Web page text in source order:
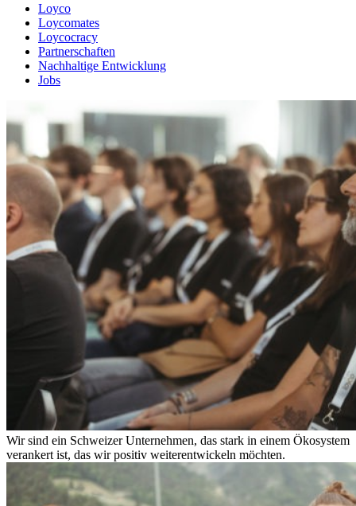
Loyco
Loycomates
Loycocracy
Partnerschaften
Nachhaltige Entwicklung
Jobs
Wir sind ein Schweizer Unternehmen, das stark in einem Ökosystem
verankert ist, das wir positiv weiterentwickeln möchten.